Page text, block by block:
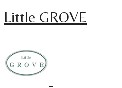
Little GROVE